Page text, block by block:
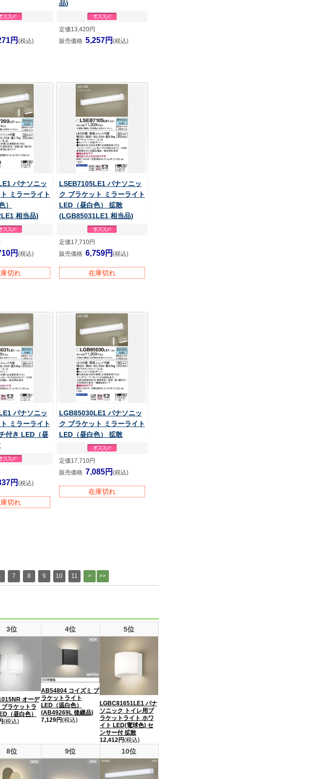
円 (税込)
品)
定価13,420円
販売価格 5,257円 (税込)
パナソニッ
ミラーライト
）
相当品)
円 (税込)
切れ
LSEB7105LE1 パナソニッ
ク ブラケット ミラーライト
LED（昼白色） 拡散
(LGB85031LE1 相当品)
定価17,710円
販売価格 6,759円 (税込)
在庫切れ
パナソニッ
ミラーライト
付き LED（昼
円 (税込)
切れ
LGB85030LE1 パナソニッ
ク ブラケット ミラーライト
LED（昼白色） 拡散
定価17,710円
販売価格 7,085円 (税込)
在庫切れ
7 8 9 10 11
3位 4位 5位
オーデ
ブラケットラ
（昼白色）
(税込)
AB54804 コイズミ ブ
ラケットライト
LED（温白色）
(AB49269L 後継品)
7,129円(税込)
LGBC81651LE1 パナ
ソニック トイレ用ブ
ラケットライト ホワ
イト LED(電球色) セ
ンサー付 拡散
12,412円(税込)
8位 9位 10位